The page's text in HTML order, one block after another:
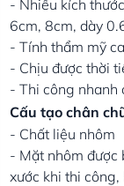
- Nhiều kích
6cm, 8cm, dày
- Tính thẩm mỹ
- Chịu được thời
- Thi công nhanh
Cấu tạo chân
- Chất liệu nhôm
- Mặt nhôm được
xước khi thi